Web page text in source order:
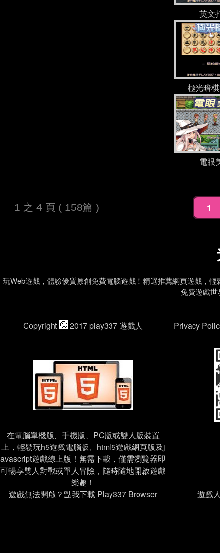
英文
極光暗
電眼
1 之 4 頁 ( 158篇 ) 1
玩Web遊戲，體驗優質原創免費電腦遊戲！精選推薦網頁遊戲，
免費遊戲世
Copyright 2017 play337 遊戲人 Privacy
在電腦單機版、手機版、PC版或雙人版裝置
上，輕鬆玩h5遊戲電腦版、html5遊戲網頁版及j
avascript遊戲線上版！無需下載，僅需瀏覽器即
可暢享雙人對戰或單人冒險，隨時隨地開啟遊戲
樂趣！
遊戲無法開啟？點我下載 Play337 Browser
遊戲